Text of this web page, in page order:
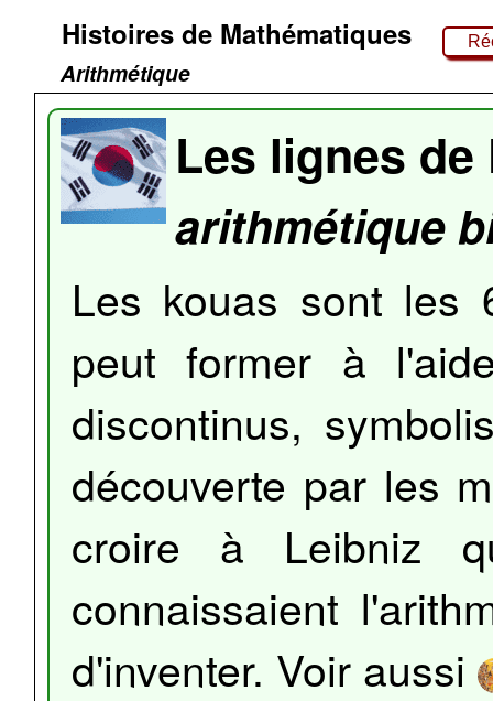
Histoires de Mathématiques
Arithmétique
Les lignes de
arithmétique
Les kouas sont les
peut former à
discontinus,
découverte par les
croire à Leibniz
connaissaient
d'inventer. Voir aussi